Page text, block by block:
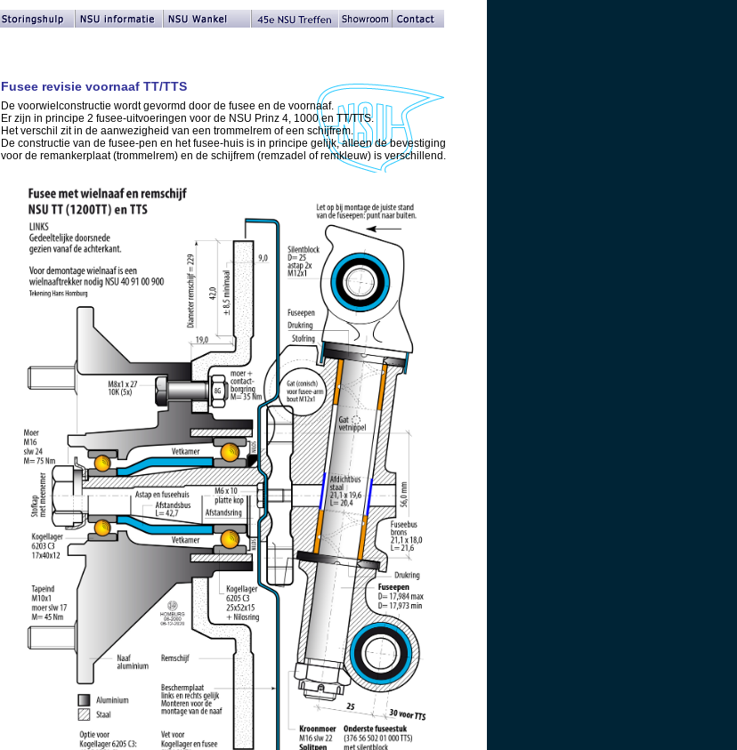
Fusee revisie voornaaf TT/TTS
De voorwielconstructie wordt gevormd door de fusee en de voornaaf.
Er zijn in principe 2 fusee-uitvoeringen voor de NSU Prinz 4, 1000 en TT/TTS.
Het verschil zit in de aanwezigheid van een trommelrem of een schijfrem.
De constructie van de fusee-pen en het fusee-huis is in principe gelijk, alleen de bevestiging
voor de remankerplaat (trommelrem) en de schijfrem (remzadel of remkleuw) is verschillend.